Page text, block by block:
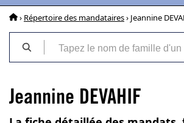
› Répertoire des mandataires› Jeannine
Jeannine DEVAHIF